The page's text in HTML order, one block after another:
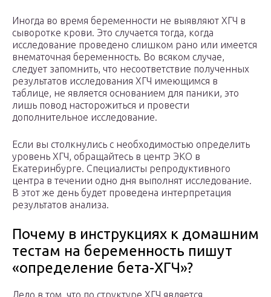
Иногда во время беременности не выявляют ХГЧ в
сыворотке крови. Это случается тогда, когда
исследование проведено слишком рано или имеется
внематочная беременность. Во всяком случае,
следует запомнить, что несоответствие полученных
результатов исследования ХГЧ имеющимся в
таблице, не является основанием для паники, это
лишь повод насторожиться и провести
дополнительное исследование.
Если вы столкнулись с необходимостью определить
уровень ХГЧ, обращайтесь в центр ЭКО в
Екатеринбурге. Специалисты репродуктивного
центра в течении одно дня выполнят исследование.
В этот же день будет проведена интерпретация
результатов анализа.
Почему в инструкциях к домашним
тестам на беременность пишут
«определение бета-ХГЧ»?
Дело в том, что по структуре ХГЧ является